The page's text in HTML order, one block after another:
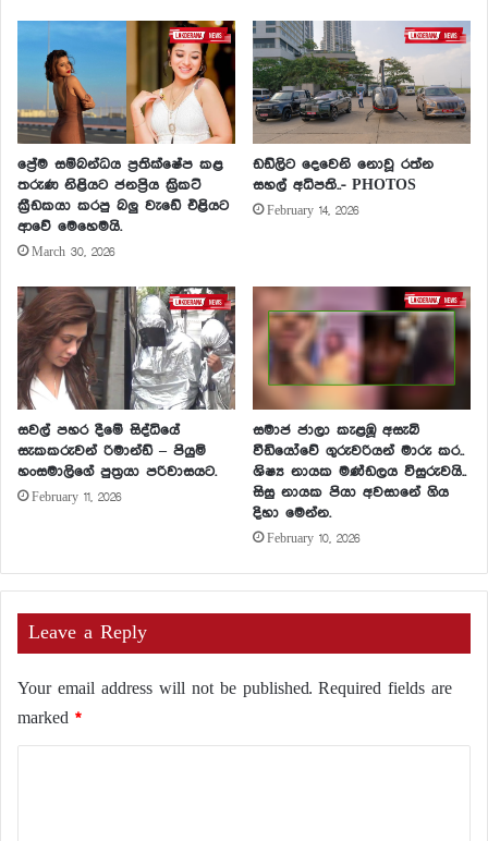
ප්‍රේම සම්බන්ධය ප්‍රතික්ෂේප කළ
තරුණ නිළියට ජනප්‍රිය ක්‍රිකට්
ක්‍රීඩකයා කරපු බලු වැඩේ එළියට
ආවේ මෙහෙමයි.
March 30, 2026
ඩඩ්ලිට දෙවෙනි නොවූ රත්න
සහල් අධිපති..- PHOTOS
February 14, 2026
සවල් පහර දීමේ සිද්ධියේ
සැකකරුවන් රිමාන්ඩ් – පියුමි
හංසමාලිගේ පුත්‍රයා පරිවාසයට.
February 11, 2026
සමාජ ජාලා කැළඹූ අසැබි
වීඩියෝවේ ගුරුවරියන් මාරු කර..
ශිෂ්‍ය නායක මණ්ඩලය විසුරුවයි..
සිසු නායක පියා අවසානේ ගිය
දිහා මෙන්න.
February 10, 2026
Leave a Reply
Your email address will not be published. Required fields are
marked *